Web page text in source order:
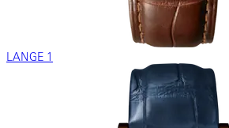
LANGE 1